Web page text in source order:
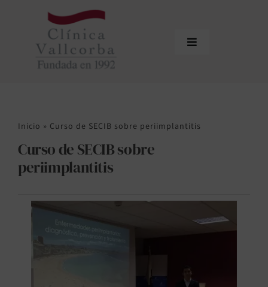
contenido
Toggle
Equipo
Tratamientos
Inicio » Curso de SECIB sobre periimplantitis
Curso de SECIB sobre
periimplantitis